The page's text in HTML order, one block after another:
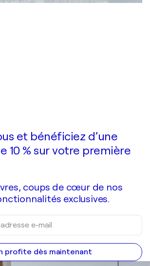
et bénéficiez d’une
10 % sur votre première
coups de cœur de nos
exclusives.
profite dès maintenant